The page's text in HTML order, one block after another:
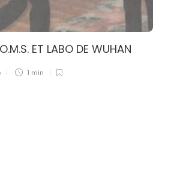
ET LABO DE WUHAN
1 min